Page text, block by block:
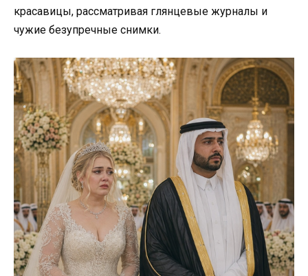
красавицы, рассматривая глянцевые журналы и
чужие безупречные снимки.